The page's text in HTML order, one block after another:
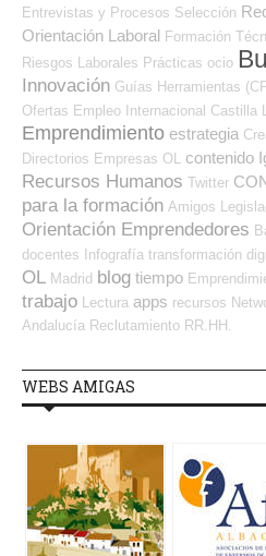
Entrevistas y Procesos Selección
Orientación Laboral Formación
Riesgos Laborales Prácticas ocio
Innovación Guías Herramientas
Ofertas Empleo Internacional Castilla
Emprendimiento estrategia
Directorios Empresas OL contenido
Recursos Humanos Twitter
para la formación Amigos
Orientación Emprendedores
docentes
Infografía transformación
OL Madrid blog tiempo
trabajo Lectura apps recursos
Andalucía Reclutamiento RR.HH.
WEBS AMIGAS